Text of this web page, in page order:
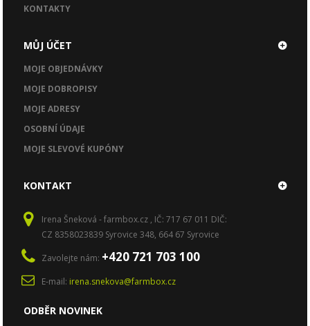
KONTAKTY
MŮJ ÚČET
MOJE OBJEDNÁVKY
MOJE DOBROPISY
MOJE ADRESY
OSOBNÍ ÚDAJE
MOJE SLEVOVÉ KUPÓNY
KONTAKT
Irena Šneková - farmbox.cz , IČ: 717 67 011 DIČ:
CZ 8358023839 Syrovice 348, 664 67 Syrovice
Zavolejte nám: +420 721 703 100
E-mail: irena.snekova@farmbox.cz
ODBĚR NOVINEK